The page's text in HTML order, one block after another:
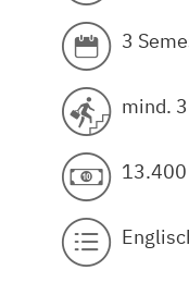
3
mind.